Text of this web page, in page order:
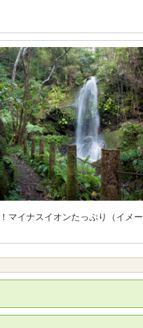
マイナスイオンたっぷり（イメー